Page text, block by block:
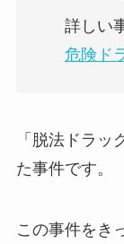
詳しい
危険ド
「脱法ドラ
た事件です。
この事件をき